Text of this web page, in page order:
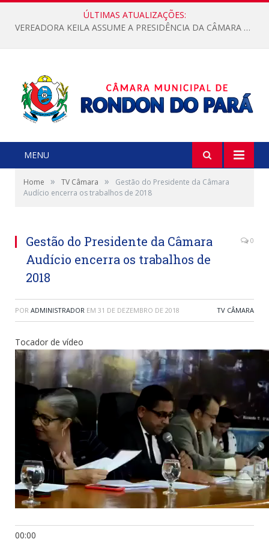
ÚLTIMAS ATUALIZAÇÕES:
VEREADORA KEILA ASSUME A PRESIDÊNCIA DA CÂMARA MUNICIPAL.
MENU
Home » TV Câmara »
Gestão do Presidente da Câmara
Audício encerra os trabalhos de 2018
Gestão do Presidente da Câmara
Audício encerra os trabalhos de
2018
0
POR ADMINISTRADOR EM 31 DE DEZEMBRO DE 2018 TV CÂMARA
Tocador de vídeo
00:00